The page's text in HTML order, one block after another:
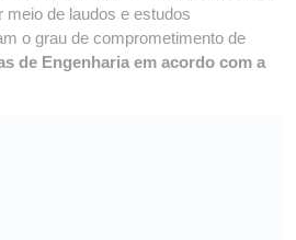
de laudos e estudos
o grau de comprometimento de
de Engenharia em acordo com a